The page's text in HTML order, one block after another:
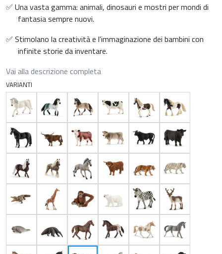
✅ Una vasta gamma: animali, dinosauri e mostri per mondi di
fantasia sempre nuovi.
✅ Stimolano la creatività e l'immaginazione dei bambini con
infinite storie da inventare.
Vai alla descrizione completa
VARIANTI